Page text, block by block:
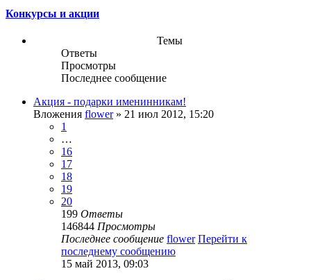
Конкурсы и акции
Темы
Ответы
Просмотры
Последнее сообщение
Акция - подарки именинникам!
Вложения flower» 21 июл 2012, 15:20
1
…
16
17
18
19
20
199 Ответы
146844 Просмотры
Последнее сообщение flower Перейти к
последнему сообщению
15 май 2013, 09:03